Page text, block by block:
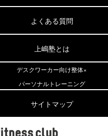
よくある質問
上嶋塾とは
デスクワーカー向け整体×
パーソナルトレーニング
サイトマップ